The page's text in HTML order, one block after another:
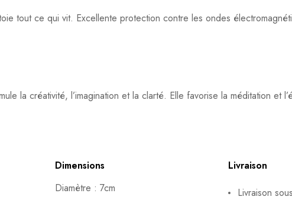
tout ce qui vit. Excellente protection contre les ondes
la créativité, l’imagination et la clarté. Elle favorise la méditation et
Dimensions
Diamètre : 7cm
Livraison
Livraison